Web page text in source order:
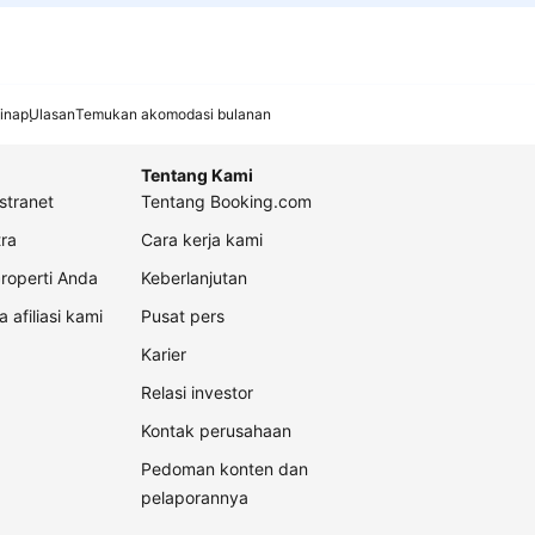
UlasanTemukan akomodasi bulanan
Anda
afiliasi kami
Tentang Kami
Tentang Booking.com
Cara kerja kami
Keberlanjutan
Pusat pers
Karier
Relasi investor
Kontak perusahaan
Pedoman konten dan
pelaporannya